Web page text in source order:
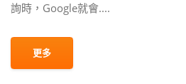
詢時，Google就會....
更多